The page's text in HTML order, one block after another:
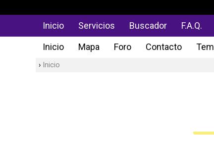
Inicio Servicios Buscador F.A.Q.
Inicio Mapa Foro Contacto
Inicio